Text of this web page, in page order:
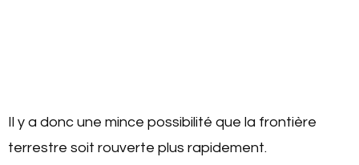
Il y a donc une mince possibilité que la frontière
terrestre soit rouverte plus rapidement.